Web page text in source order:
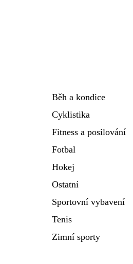
Běh a kondice
Cyklistika
Fitness a posilování
Fotbal
Hokej
Ostatní
Sportovní vybavení
Tenis
Zimní sporty